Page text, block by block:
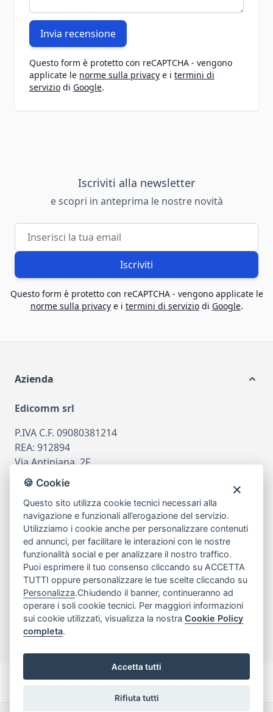
Invia recensione
Questo form è protetto con reCAPTCHA - vengono
applicate le norme sulla privacy e i termini di
servizio di Google.
Iscriviti alla newsletter
e scopri in anteprima le nostre novità
Indirizzo email
Iscriviti
Questo form è protetto con reCAPTCHA - vengono applicate le
norme sulla privacye i termini di serviziodi Google.
Azienda
Edicomm srl
P.IVA C.F. 09080381214
REA: 912894
Via Antiniana, 2F
80078 Pozzuoli
tel081.7515380
emailinfo@edicomm.it
Assistenza Clienti
Chi siamo
My Account
🍪 Cookie
Questo sito utilizza cookie tecnici necessari alla
navigazione e funzionali all’erogazione del servizio.
Utilizziamo i cookie anche per personalizzare contenuti
ed annunci, per facilitare le interazioni con le nostre
funzionalità social e per analizzare il nostro traffico.
Puoi esprimere il tuo consenso cliccando su ACCETTA
TUTTI oppure personalizzare le tue scelte cliccando su
Personalizza.Chiudendo il banner, continueranno ad
operare i soli cookie tecnici. Per maggiori informazioni
sui cookie utilizzati, visualizza la nostraCookie Policy
completa.
Accetta tutti
Rifiuta tutti